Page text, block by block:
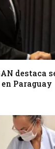
destaca
Paraguay